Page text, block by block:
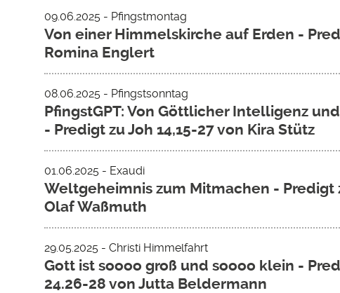
09.06.2025 - Pfingstmontag
Von einer Himmelskirche auf Erden -
Romina Englert
08.06.2025 - Pfingstsonntag
PfingstGPT: Von Göttlicher Intelligenz
- Predigt zu Joh 14,15-27 von Kira Stütz
01.06.2025 - Exaudi
Weltgeheimnis zum Mitmachen - Predigt
Olaf Waßmuth
29.05.2025 - Christi Himmelfahrt
Gott ist soooo groß und soooo klein -
24.26-28 von Jutta Beldermann